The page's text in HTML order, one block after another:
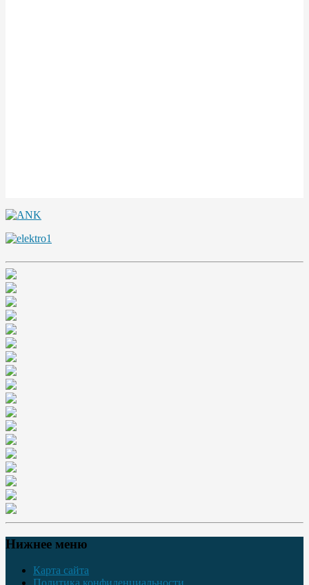
Нижнее меню
Карта сайта